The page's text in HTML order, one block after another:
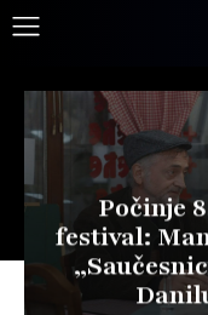
Počinje
festival: